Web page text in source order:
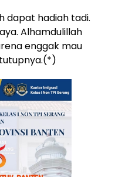
dapat hadiah tadi.
Alhamdulillah
enggak mau